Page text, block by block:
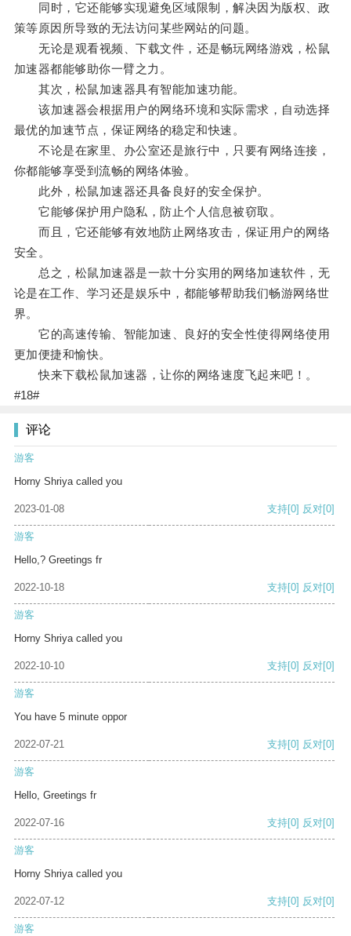
同时，它还能够实现避免区域限制，解决因为版权、政
策等原因所导致的无法访问某些网站的问题。
无论是观看视频、下载文件，还是畅玩网络游戏，松鼠
加速器都能够助你一臂之力。
其次，松鼠加速器具有智能加速功能。
该加速器会根据用户的网络环境和实际需求，自动选择
最优的加速节点，保证网络的稳定和快速。
不论是在家里、办公室还是旅行中，只要有网络连接，
你都能够享受到流畅的网络体验。
此外，松鼠加速器还具备良好的安全保护。
它能够保护用户隐私，防止个人信息被窃取。
而且，它还能够有效地防止网络攻击，保证用户的网络
安全。
总之，松鼠加速器是一款十分实用的网络加速软件，无
论是在工作、学习还是娱乐中，都能够帮助我们畅游网络世
界。
它的高速传输、智能加速、良好的安全性使得网络使用
更加便捷和愉快。
快来下载松鼠加速器，让你的网络速度飞起来吧！。
#18#
评论
游客
Horny Shriya called you
2023-01-08 支持[0] 反对[0]
游客
Hello,? Greetings fr
2022-10-18 支持[0] 反对[0]
游客
Horny Shriya called you
2022-10-10 支持[0] 反对[0]
游客
You have 5 minute oppor
2022-07-21 支持[0] 反对[0]
游客
Hello, Greetings fr
2022-07-16 支持[0] 反对[0]
游客
Horny Shriya called you
2022-07-12 支持[0] 反对[0]
游客